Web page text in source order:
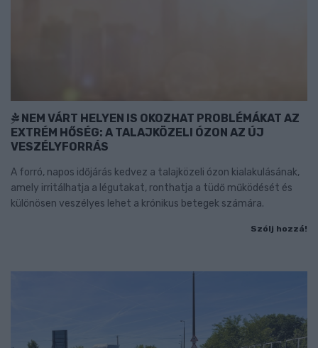
NEM VÁRT HELYEN IS OKOZHAT PROBLÉMÁKAT AZ
EXTRÉM HŐSÉG: A TALAJKÖZELI ÓZON AZ ÚJ
VESZÉLYFORRÁS
A forró, napos időjárás kedvez a talajközeli ózon kialakulásának,
amely irritálhatja a légutakat, ronthatja a tüdő működését és
különösen veszélyes lehet a krónikus betegek számára.
Szólj hozzá!